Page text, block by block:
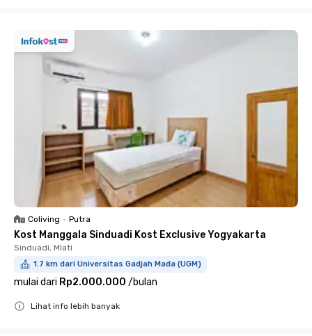
Coliving • Putra
Kost Manggala Sinduadi Kost Exclusive Yogyakarta
Sinduadi, Mlati
1.7 km dari Universitas Gadjah Mada (UGM)
mulai dari Rp2.000.000 /bulan
Lihat info lebih banyak